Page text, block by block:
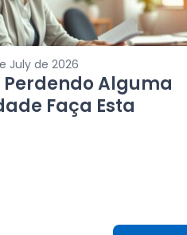
July de 2026
Perdendo Alguma
Faça Esta